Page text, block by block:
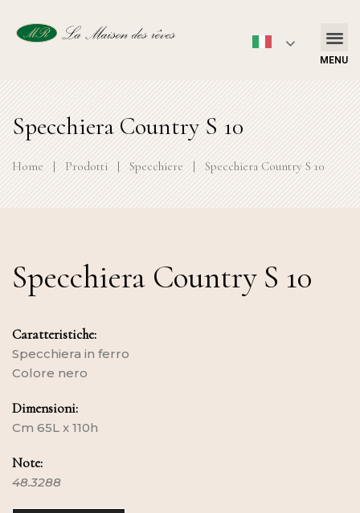
MENU
Specchiera Country S 10
Home | Prodotti | Specchiere | Specchiera Country S 10
Specchiera Country S 10
Caratteristiche:
Specchiera in ferro
Colore nero
Dimensioni:
Cm 65L x 110h
Note:
48.3288